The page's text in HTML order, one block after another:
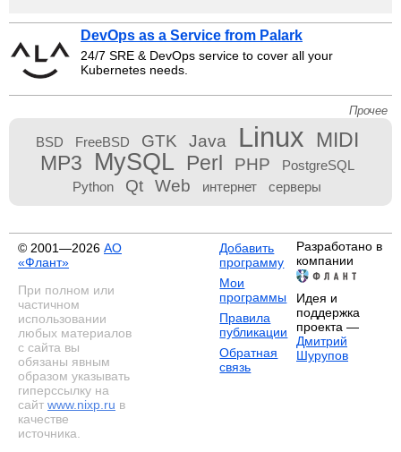
DevOps as a Service from Palark
24/7 SRE & DevOps service to cover all your
Kubernetes needs.
Прочее
BSD FreeBSD GTK Java Linux
MIDI
MP3
MySQL Perl PHP
PostgreSQL
Python
Qt Web интернет серверы
© 2001—2026 АО
«Флант»
При полном или
частичном
использовании
любых материалов
с сайта вы
обязаны явным
образом указывать
гиперссылку на
сайт www.nixp.ru в
качестве
источника.
Добавить
программу
Мои
программы
Правила
публикации
Обратная
связь
Разработано в
компании
Идея и
поддержка
проекта —
Дмитрий
Шурупов